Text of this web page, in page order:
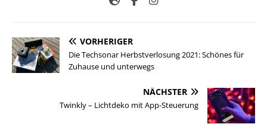
VORHERIGER
Die Techsonar Herbstverlosung 2021: Schönes für
Zuhause und unterwegs
NÄCHSTER
Twinkly – Lichtdeko mit App-Steuerung